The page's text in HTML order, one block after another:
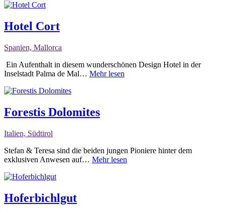
Hotel Cort
Spanien, Mallorca
Ein Aufenthalt in diesem wunderschönen Design Hotel in der
Inselstadt Palma de Mal… Mehr lesen
Forestis Dolomites
Italien, Südtirol
Stefan & Teresa sind die beiden jungen Pioniere hinter dem
exklusiven Anwesen auf… Mehr lesen
Hoferbichlgut